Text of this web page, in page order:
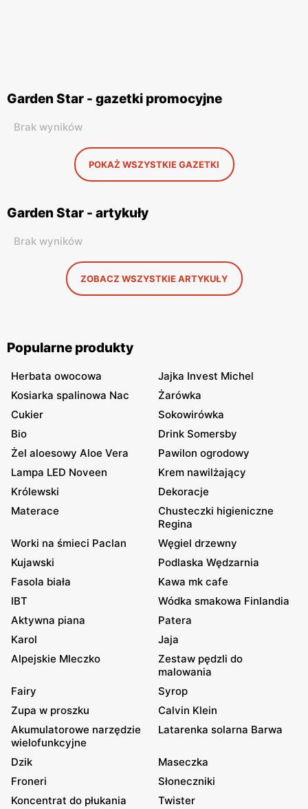
Garden Star - gazetki promocyjne
Brak wyników
POKAŻ WSZYSTKIE GAZETKI
Garden Star - artykuły
Brak wyników
ZOBACZ WSZYSTKIE ARTYKUŁY
Popularne produkty
Herbata owocowa
Jajka Invest Michel
Kosiarka spalinowa Nac
Żarówka
Cukier
Sokowirówka
Bio
Drink Somersby
Żel aloesowy Aloe Vera
Pawilon ogrodowy
Lampa LED Noveen
Krem nawilżający
Królewski
Dekoracje
Materace
Chusteczki higieniczne
Regina
Worki na śmieci Paclan
Węgiel drzewny
Kujawski
Podlaska Wędzarnia
Fasola biała
Kawa mk cafe
IBT
Wódka smakowa Finlandia
Aktywna piana
Patera
Karol
Jaja
Alpejskie Mleczko
Zestaw pędzli do
malowania
Fairy
Syrop
Zupa w proszku
Calvin Klein
Akumulatorowe narzędzie
wielofunkcyjne
Latarenka solarna Barwa
Dzik
Maseczka
Froneri
Słoneczniki
Koncentrat do płukania
Twister